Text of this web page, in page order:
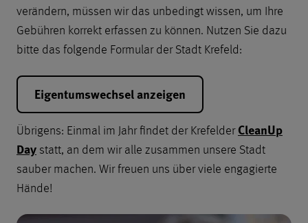
verändern, müssen wir das unbedingt wissen, um Ihre
Gebühren korrekt erfassen zu können. Nutzen Sie dazu
bitte das folgende Formular der Stadt Krefeld:
Eigentumswechsel anzeigen
Übrigens: Einmal im Jahr findet der KrefelderCleanUp
Day statt, an dem wir alle zusammen unsere Stadt
sauber machen. Wir freuen uns über viele engagierte
Hände!